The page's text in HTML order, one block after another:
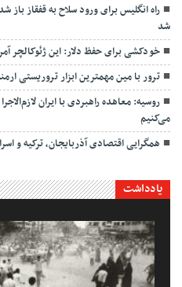
راه انگلیس برای ورود سلاح به قفقاز باز
شد
خودکشی برای حفظ دلار: این ژئوکالچر
ترور با مین مهمترین ابزار تروریستی
روسیه: معاهده راهبردی با ایران
می‌کنیم
همگرایی اقتصادی آذربایجان، ترکیه و
یادداشت